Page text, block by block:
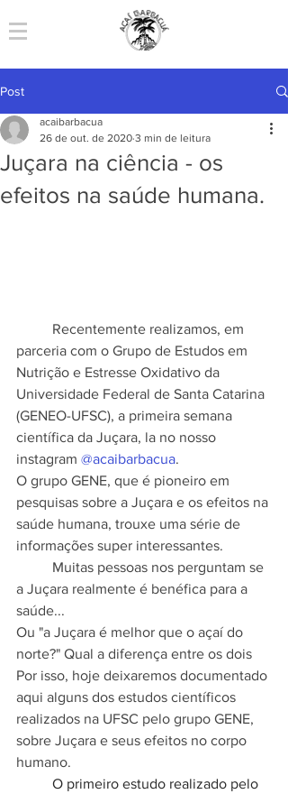
Post
Juçara na ciência - os
efeitos na saúde humana.
acaibarbacua
26 de out. de 2020 3 min de leitura
Recentemente realizamos, em
parceria com o Grupo de Estudos em
Nutrição e Estresse Oxidativo da
Universidade Federal de Santa Catarina
(GENEO-UFSC), a primeira semana
científica da Juçara, la no nosso
instagram @acaibarbacua.
O grupo GENE, que é pioneiro em
pesquisas sobre a Juçara e os efeitos na
saúde humana, trouxe uma série de
informações super interessantes.
Muitas pessoas nos perguntam se
a Juçara realmente é benéfica para a
saúde...
Ou "a Juçara é melhor que o açaí do
norte?" Qual a diferença entre os dois
Por isso, hoje deixaremos documentado
aqui alguns dos estudos científicos
realizados na UFSC pelo grupo GENE,
sobre Juçara e seus efeitos no corpo
humano.
O primeiro estudo realizado pelo